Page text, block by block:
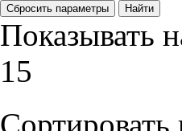
Сбросить параметры Найти
Показывать
15